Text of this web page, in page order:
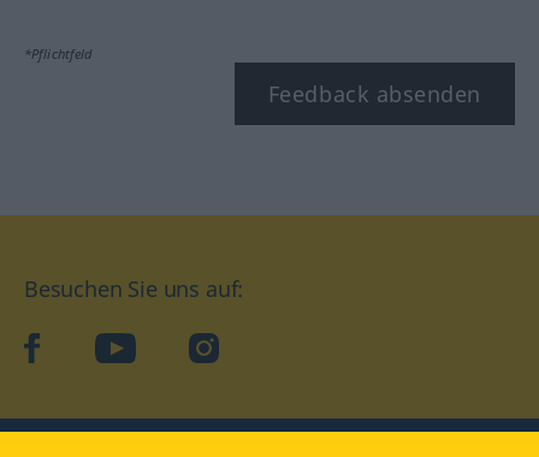
*Pflichtfeld
Feedback absenden
Besuchen Sie uns auf:
facebookYouTube Instagram